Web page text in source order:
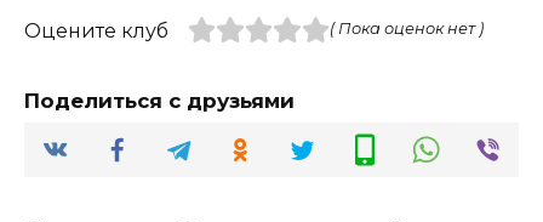
Оцените клуб ( Пока оценок нет )
Поделиться с друзьями